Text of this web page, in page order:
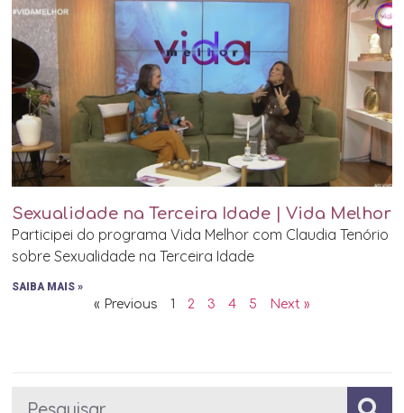
Sexualidade na Terceira Idade | Vida Melhor
Participei do programa Vida Melhor com Claudia Tenório
sobre Sexualidade na Terceira Idade
SAIBA MAIS »
« Previous 1 2 3 4 5 Next »